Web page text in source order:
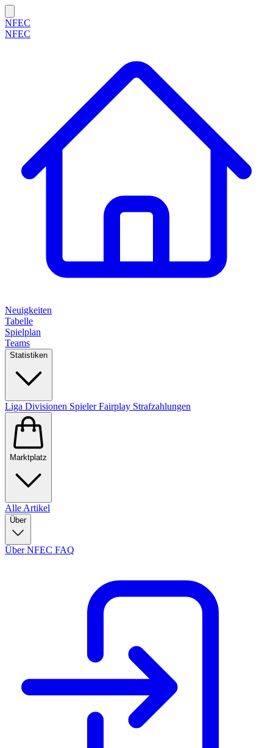
NFEC
NFEC
Neuigkeiten
Tabelle
Spielplan
Teams
Statistiken
Liga Divisionen SpielerFairplay Strafzahlungen
Marktplatz
Alle Artikel
Über
Über NFEC FAQ